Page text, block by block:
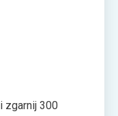
i zgarnij 300